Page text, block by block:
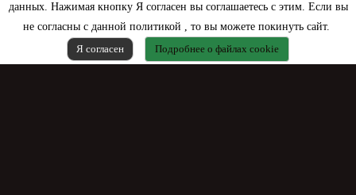
данных. Нажимая кнопку Я согласен вы соглашаетесь с этим. Если вы
не согласны с данной политикой , то вы можете покинуть сайт.
Я согласен
Подробнее о файлах cookie